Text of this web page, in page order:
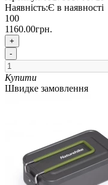
Наявність:Є в наявності
100
1160.00грн.
+
-
Купити
Швидке замовлення